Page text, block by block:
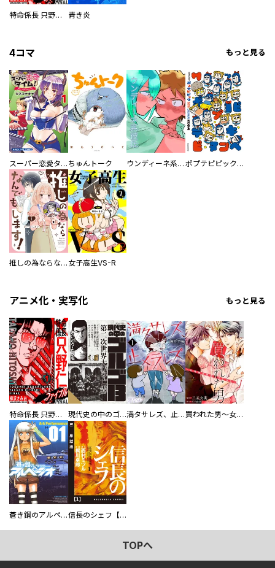
特命係長 只野仁ファイナル 愛蔵版 青き炎
4コマ もっと見る
スーパー恋愛タイム！～現場でドＳな彼女は自宅でデレる～ ちゅんトーク ウンディーネ系彼氏 ポプテピピック SEASON EIGHT
推しの為ならなんでもします！ 女子高生VS-R
アニメ化・実写化 もっと見る
特命係長 只野仁ファイナル 愛蔵版 現代史の中のゴルゴ13 満タサレズ、止メラレズ 買われた男～女性限定快感セラピスト～【描き下ろしおまけ付き特装版】
蒼き鋼のアルペジオ 信長のシェフ【単話版】
TOPへ